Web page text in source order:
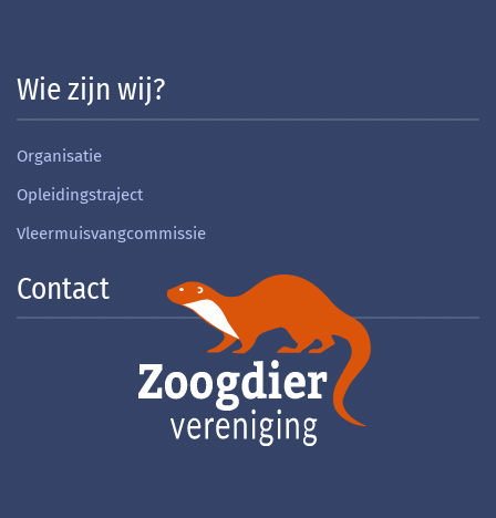
Wie zijn wij?
Organisatie
Opleidingstraject
Vleermuisvangcommissie
Contact